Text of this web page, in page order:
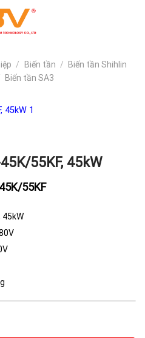
/ Biến tần /
Biến tần Shihlin
Biến tần SA3
55KF, 45kW
55KF
45kW
lượng